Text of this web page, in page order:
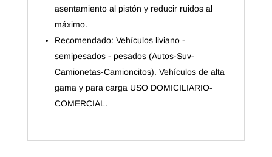
asentamiento al pistón y reducir ruidos al
máximo.
Recomendado: Vehículos liviano -
semipesados - pesados (Autos-Suv-
Camionetas-Camioncitos). Vehículos de alta
gama y para carga USO DOMICILIARIO-
COMERCIAL.